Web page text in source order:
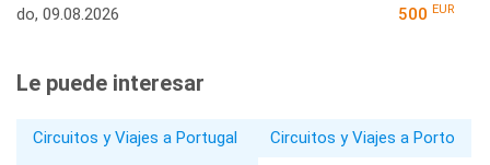
do, 09.08.2026 500 EUR
Le puede interesar
Circuitos y Viajes a Portugal
Circuitos y Viajes a Porto